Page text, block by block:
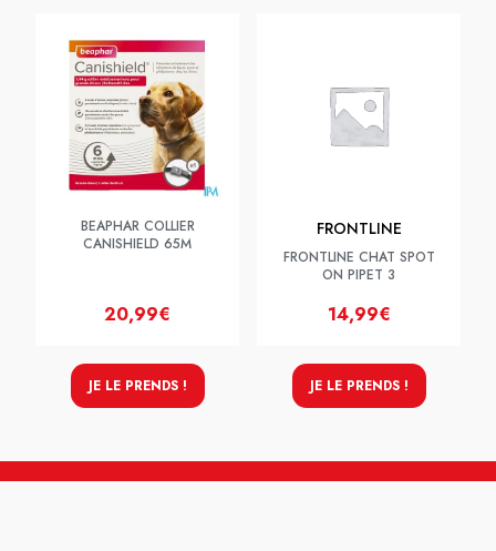
BEAPHAR COLLIER
CANISHIELD 65M
20,99€
JE LE PRENDS !
FRONTLINE
FRONTLINE CHAT SPOT
ON PIPET 3
14,99€
JE LE PRENDS !